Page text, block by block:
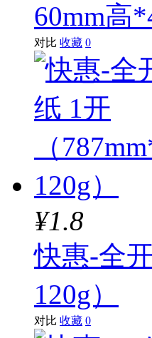
60mm高
对比 收藏 0
¥1.8
快惠-全
120g）
对比 收藏 0